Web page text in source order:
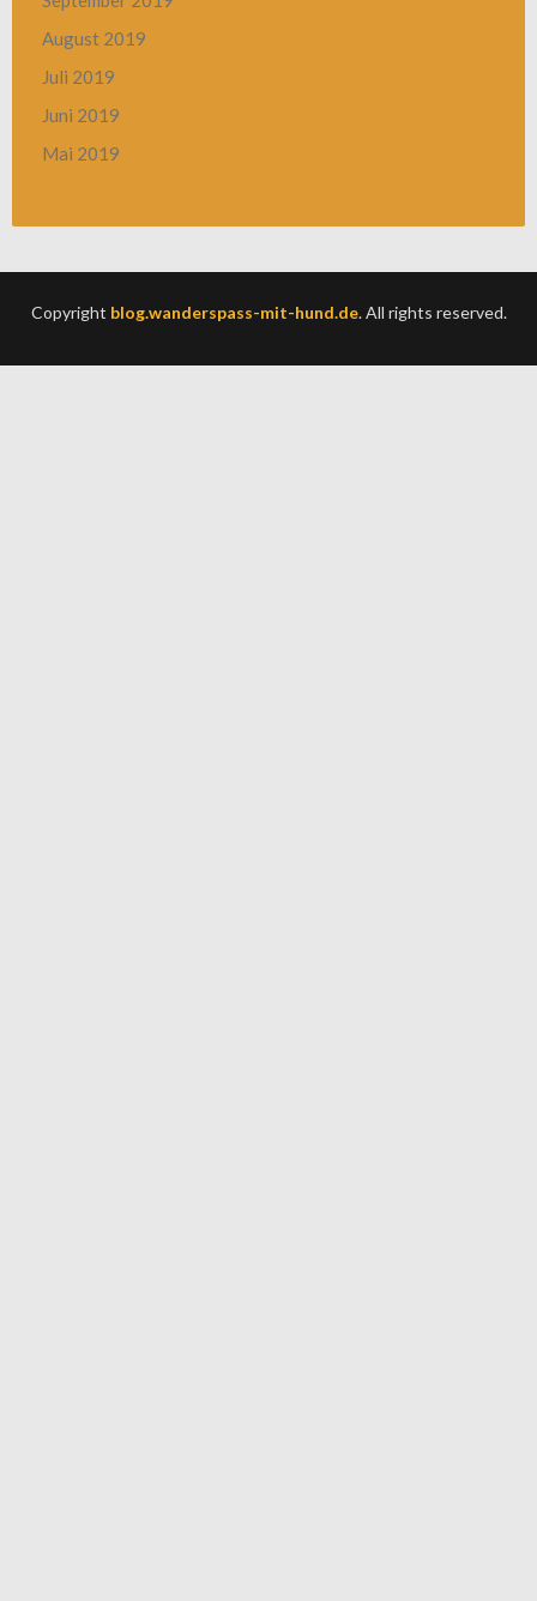
August 2019
Juli 2019
Juni 2019
Mai 2019
Copyright blog.wanderspass-mit-hund.de. All rights reserved.